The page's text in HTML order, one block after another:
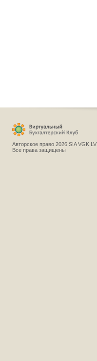
Авторское право 2026 SIA VGK.LV
Все права защищены